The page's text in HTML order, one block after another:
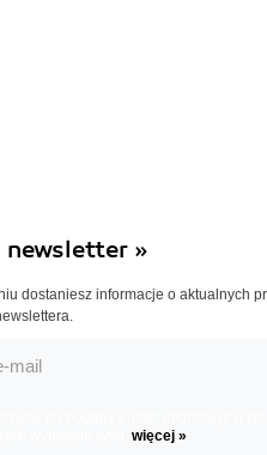
»
dostaniesz informacje o aktualnych
więcej »